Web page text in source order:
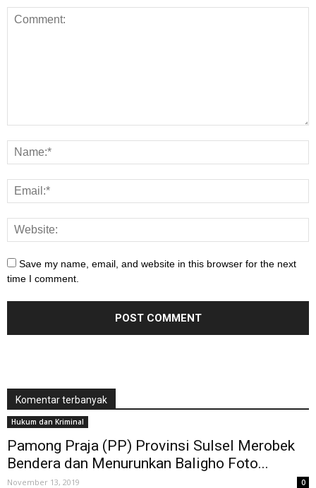
Save my name, email, and website in this browser for the next
time I comment.
Komentar terbanyak
Hukum dan Kriminal
Pamong Praja (PP) Provinsi Sulsel Merobek
Bendera dan Menurunkan Baligho Foto...
November 13, 2019 0